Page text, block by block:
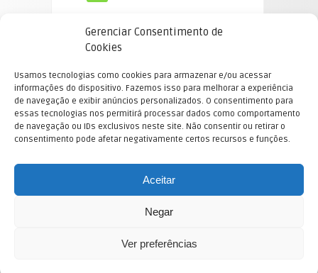
Gerenciar Consentimento de
Cookies
Usamos tecnologias como cookies para armazenar e/ou acessar
informações do dispositivo. Fazemos isso para melhorar a experiência
de navegação e exibir anúncios personalizados. O consentimento para
essas tecnologias nos permitirá processar dados como comportamento
de navegação ou IDs exclusivos neste site. Não consentir ou retirar o
consentimento pode afetar negativamente certos recursos e funções.
Aceitar
Negar
Ver preferências
E-mail Equipe Mercado Pleno blogs